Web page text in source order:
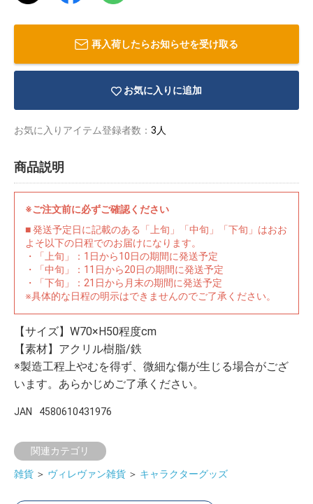
再入荷したらお知らせを受け取る
お気に入りに追加
お気に入りアイテム登録者数： 3人
商品説明
※ご注文前に必ずご確認ください
■ 発送予定日に記載のある「上旬」「中旬」「下旬」はおお
よそ以下の日程でのお届けになります。
・「上旬」：1日から10日の期間に発送予定
・「中旬」：11日から20日の期間に発送予定
・「下旬」：21日から月末の期間に発送予定
※具体的な日程の明示はできませんのでご了承ください。
【サイズ】W70×H50程度cm
【素材】アクリル樹脂/鉄
※製造工程上やむを得ず、微細な傷が生じる場合がござ
います。あらかじめご了承ください。
JAN 4580610431976
関連カテゴリ
雑貨 ＞ ヴィレヴァン雑貨 ＞ キャラクターグッズ
イラストレ
ーター
アダルトグ
ッズ